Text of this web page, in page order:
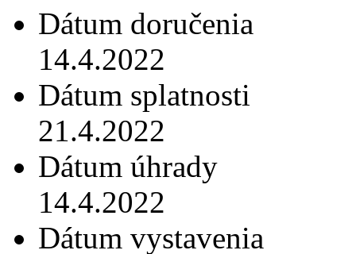
Dátum doručenia
14.4.2022
Dátum splatnosti
21.4.2022
Dátum úhrady
14.4.2022
Dátum vystavenia